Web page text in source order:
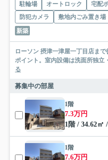
駐輪場 オートロック 宅配
防犯カメラ
敷地内ごみ置き場
新築
ローソン 摂津一津屋一丁目店ま
ポイント。室内設備は洗面所独立
る
募集中の部屋
1階
7.3万円
1階 / 34.62㎡
1階
7.6万円